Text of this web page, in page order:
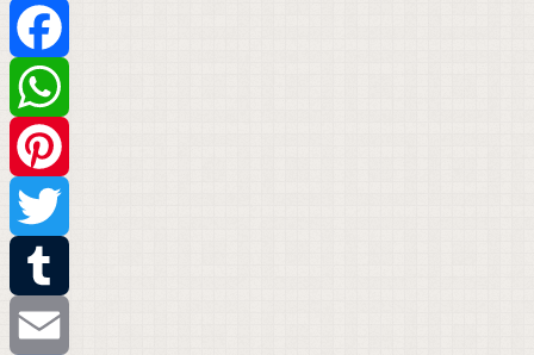
Facebook
WhatsApp
Pinterest
Twitter
Tumblr